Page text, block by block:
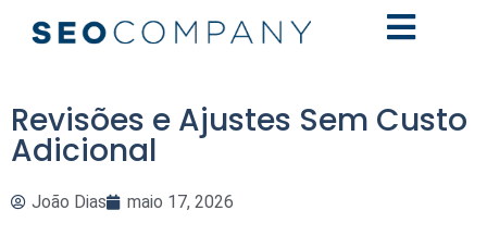
Revisões e Ajustes Sem Custo
Adicional
João Dias maio 17, 2026